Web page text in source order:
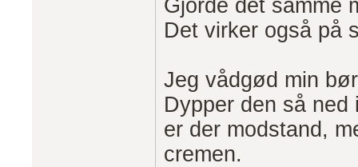
Gjorde det samme
Det virker også på
Jeg vådgød min
Dypper den så
er der modstand,
cremen.